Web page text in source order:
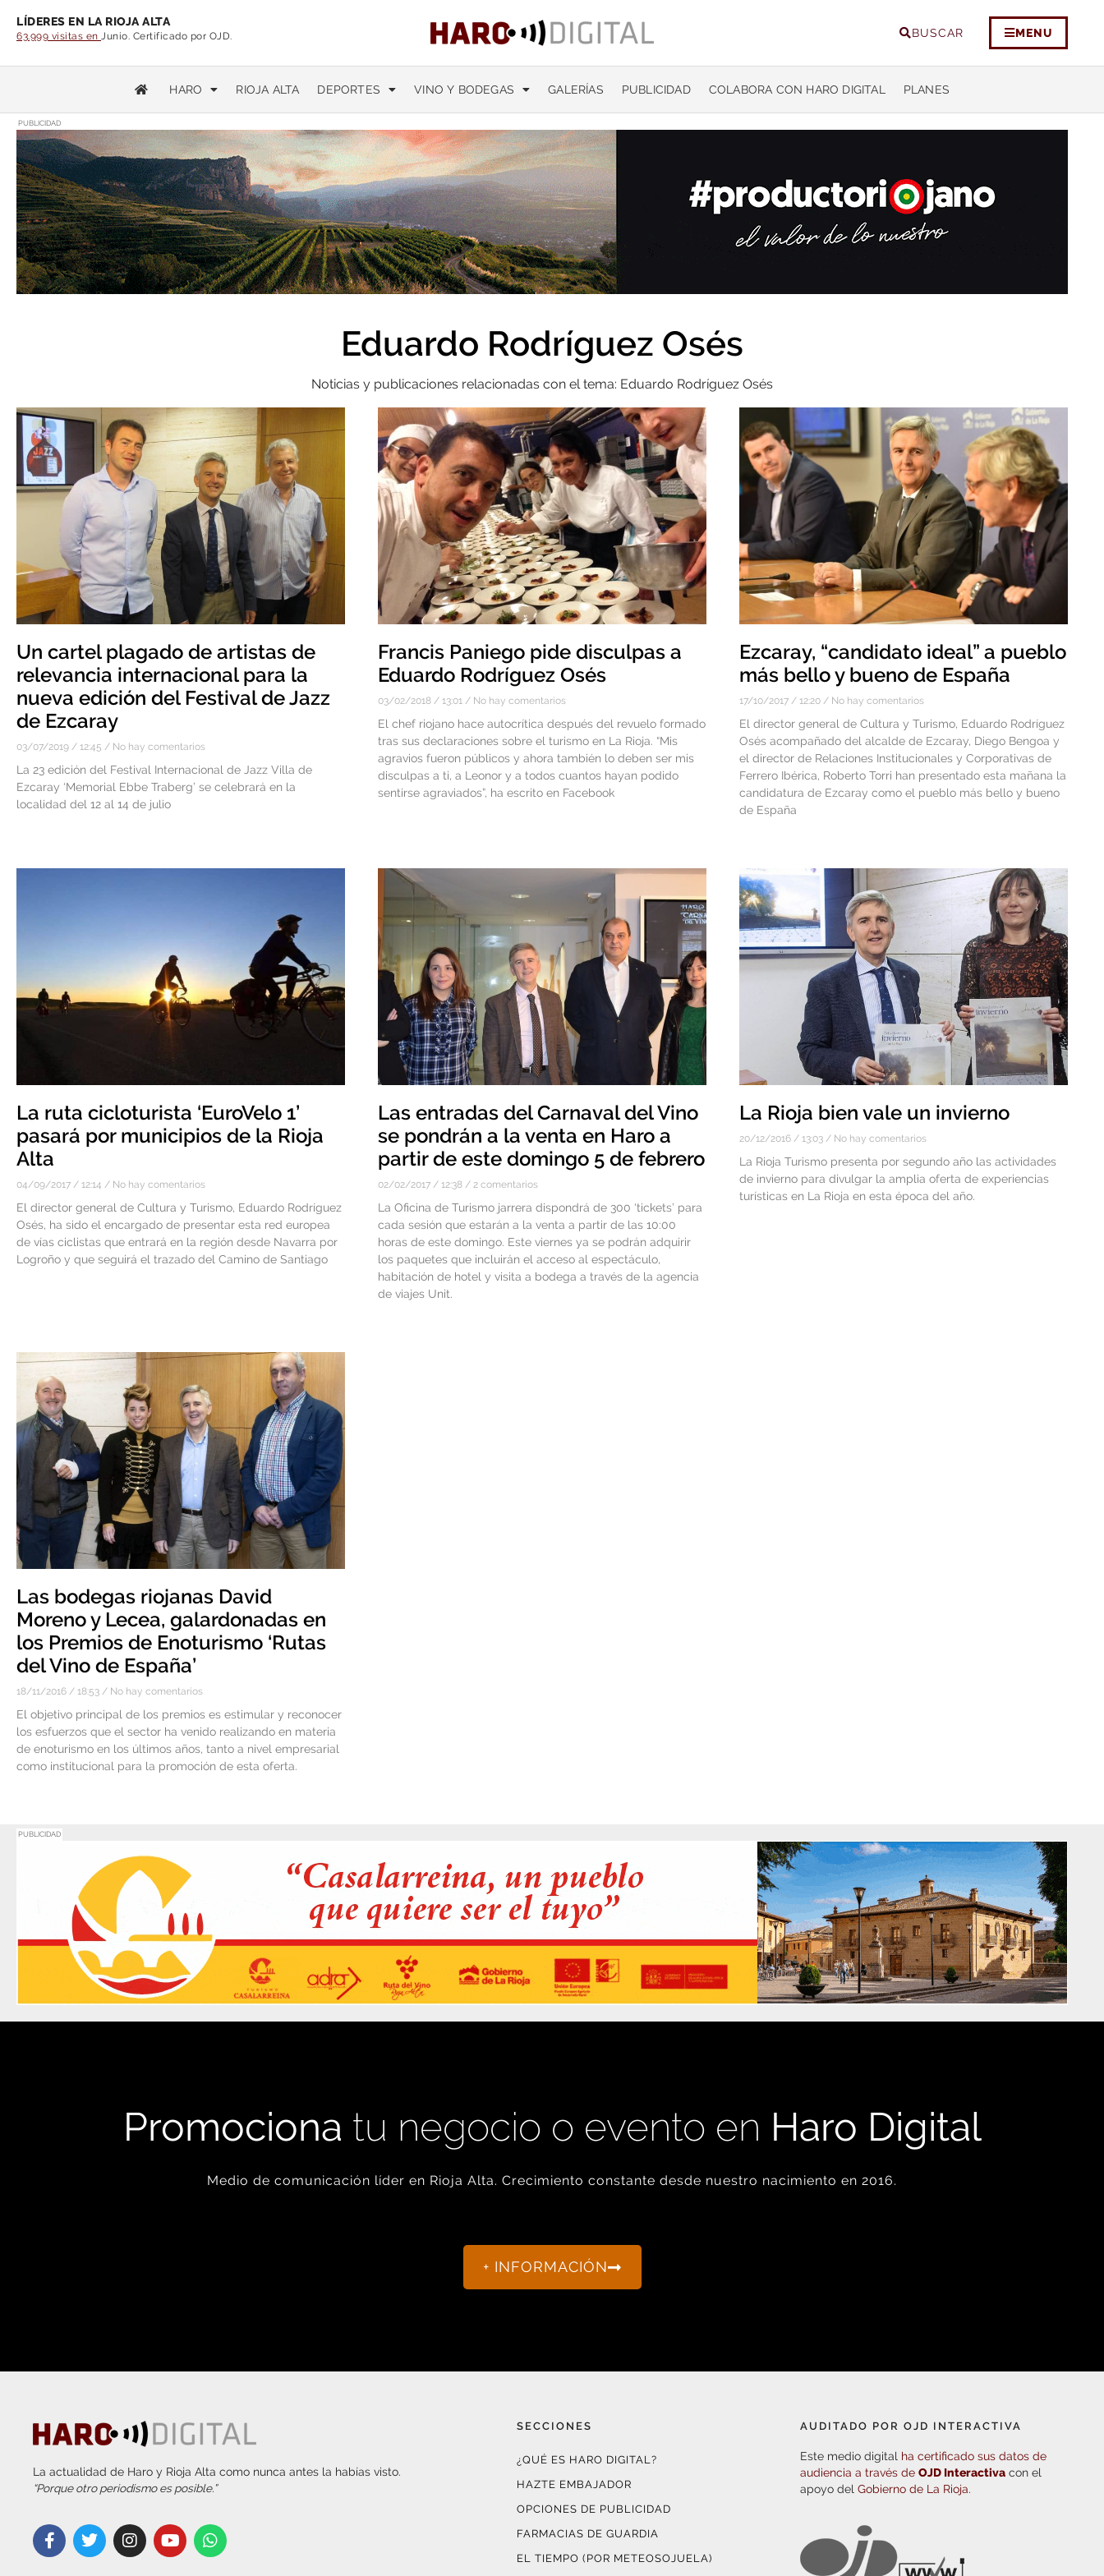
LÍDERES EN LA RIOJA ALTA
63.999 visitas en Junio. Certificado por OJD. BUSCAR MENU
HARO RIOJA ALTA DEPORTES VINO Y BODEGAS GALERÍAS PUBLICIDAD COLABORA CON HARO DIGITAL PLANES
PUBLICIDAD
Eduardo Rodríguez Osés
Noticias y publicaciones relacionadas con el tema: Eduardo Rodríguez Osés
Un cartel plagado de artistas de
relevancia internacional para la
nueva edición del Festival de Jazz
de Ezcaray
03/07/2019 12:45 No hay comentarios
La 23 edición del Festival Internacional de Jazz Villa de
Ezcaray ‘Memorial Ebbe Traberg’ se celebrará en la
localidad del 12 al 14 de julio
Francis Paniego pide disculpas a
Eduardo Rodríguez Osés
03/02/2018 13:01 No hay comentarios
El chef riojano hace autocrítica después del revuelo formado
tras sus declaraciones sobre el turismo en La Rioja. “Mis
agravios fueron públicos y ahora también lo deben ser mis
disculpas a ti, a Leonor y a todos cuantos hayan podido
sentirse agraviados”, ha escrito en Facebook
Ezcaray, “candidato ideal” a pueblo
más bello y bueno de España
17/10/2017 12:20 No hay comentarios
El director general de Cultura y Turismo, Eduardo Rodríguez
Osés acompañado del alcalde de Ezcaray, Diego Bengoa y
el director de Relaciones Institucionales y Corporativas de
Ferrero Ibérica, Roberto Torri han presentado esta mañana la
candidatura de Ezcaray como el pueblo más bello y bueno
de España
La ruta cicloturista ‘EuroVelo 1’
pasará por municipios de la Rioja
Alta
04/09/2017 12:14 No hay comentarios
El director general de Cultura y Turismo, Eduardo Rodríguez
Osés, ha sido el encargado de presentar esta red europea
de vías ciclistas que entrará en la región desde Navarra por
Logroño y que seguirá el trazado del Camino de Santiago
Las entradas del Carnaval del Vino
se pondrán a la venta en Haro a
partir de este domingo 5 de febrero
02/02/2017 12:38 2 comentarios
La Oficina de Turismo jarrera dispondrá de 300 ‘tickets’ para
cada sesión que estarán a la venta a partir de las 10:00
horas de este domingo. Este viernes ya se podrán adquirir
los paquetes que incluirán el acceso al espectáculo,
habitación de hotel y visita a bodega a través de la agencia
de viajes Unit.
La Rioja bien vale un invierno
20/12/2016 13:03 No hay comentarios
La Rioja Turismo presenta por segundo año las actividades
de invierno para divulgar la amplia oferta de experiencias
turísticas en La Rioja en esta época del año.
Las bodegas riojanas David
Moreno y Lecea, galardonadas en
los Premios de Enoturismo ‘Rutas
del Vino de España’
18/11/2016 18:53 No hay comentarios
El objetivo principal de los premios es estimular y reconocer
los esfuerzos que el sector ha venido realizando en materia
de enoturismo en los últimos años, tanto a nivel empresarial
como institucional para la promoción de esta oferta.
PUBLICIDAD
Promociona tu negocio o evento en Haro Digital
Medio de comunicación líder en Rioja Alta. Crecimiento constante desde nuestro nacimiento en 2016.
+ INFORMACIÓN
La actualidad de Haro y Rioja Alta como nunca antes la habías visto.
“Porque otro periodismo es posible.”
SECCIONES
¿QUÉ ES HARO DIGITAL?
HAZTE EMBAJADOR
OPCIONES DE PUBLICIDAD
FARMACIAS DE GUARDIA
EL TIEMPO (POR METEOSOJUELA)
AUDITADO POR OJD INTERACTIVA
Este medio digital ha certificado sus datos de
audiencia a través deOJD Interactiva con el
apoyo delGobierno de La Rioja.